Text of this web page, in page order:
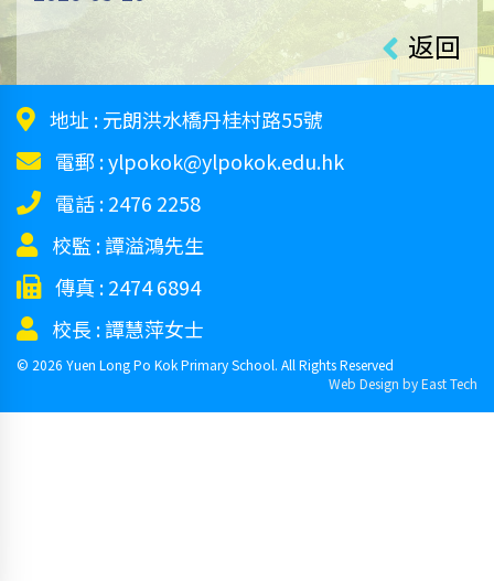
返回
地址 :元朗洪水橋丹桂村路55號
電郵 :ylpokok@ylpokok.edu.hk
電話 :2476 2258
校監 :譚溢鴻先生
傳真 :2474 6894
校長 :譚慧萍女士
© 2026 Yuen Long Po Kok Primary School. All Rights Reserved
Web Design byEast Tech